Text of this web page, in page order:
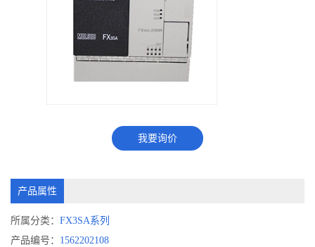
我要询价
产品属性
所属分类： FX3SA系列
产品编号： 1562202108